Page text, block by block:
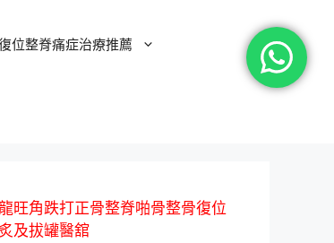
位整脊痛症治療推薦
旺角跌打正骨整脊啪骨整骨復位
及拔罐醫舘